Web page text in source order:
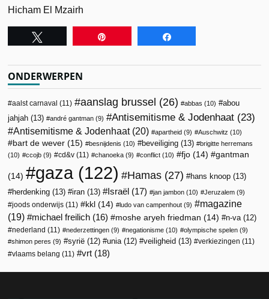
Hicham El Mzairh
ONDERWERPEN
aalst carnaval (11) aanslag brussel (26) abbas (10)
abou
jahjah (13) andré gantman (9) Antisemitisme & Jodenhaat (23)
Antisemitisme & Jodenhaat(20) apartheid (9) Auschwitz (10)
bart de wever (15) besnijdenis (10) beveiliging (13)
brigitte herremans
(10)
ccojb (9) cd&v (11) chanoeka (9) conflict (10) fjo (14) gantman
(14) gaza (122) Hamas (27) hans knoop (13)
herdenking (13) iran (13) Israël (17) jan jambon (10) Jeruzalem (9)
joods onderwijs (11) kkl (14) ludo van campenhout (9)
magazine
(19)
michael freilich (16) moshe aryeh friedman (14) n-va (12)
nederland (11) nederzettingen (9) negationisme (10) olympische spelen (9)
shimon peres (9) syrië (12) unia (12) veiligheid (13) verkiezingen (11)
vlaams belang (11) vrt (18)